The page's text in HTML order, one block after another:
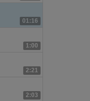
01:16
1:00
2:21
2:03